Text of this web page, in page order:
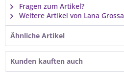
Fragen zum Artikel?
Weitere Artikel von Lana Grossa
Ähnliche Artikel
Kunden kauften auch